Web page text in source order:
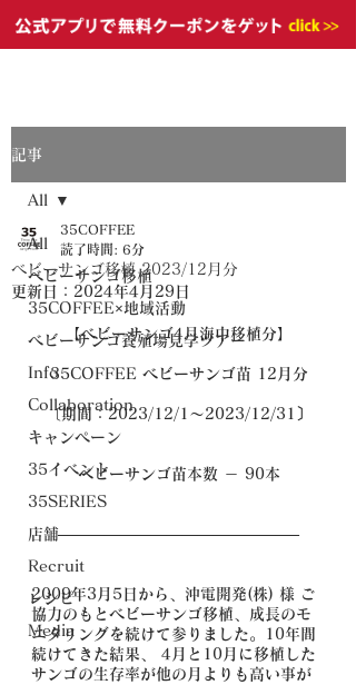
記事
All
ベビーサンゴ移植
35COFFEE×地域活動
ベビーサンゴ養殖場見学ツアー
Info
Collaboration
キャンペーン
35イベント
35SERIES
店舗
Recruit
レシピ
Media
All
ベビーサンゴ移植 2023/12月分
35COFFEE
読了時間: 6分
更新日： 2024年4月29日
【ベビーサンゴ4月海中移植分】
35COFFEE ベビーサンゴ苗 12月分
〔期間：2023/12/1～2023/12/31〕
ベビーサンゴ苗本数 － 90本
———————————————–
2009年3月5日から、沖電開発(株) 様 ご
協力のもとベビーサンゴ移植、成長のモ
ニタリングを続けて参りました。10年間
続けてきた結果、 4月と10月に移植した
サンゴの生存率が他の月よりも高い事が